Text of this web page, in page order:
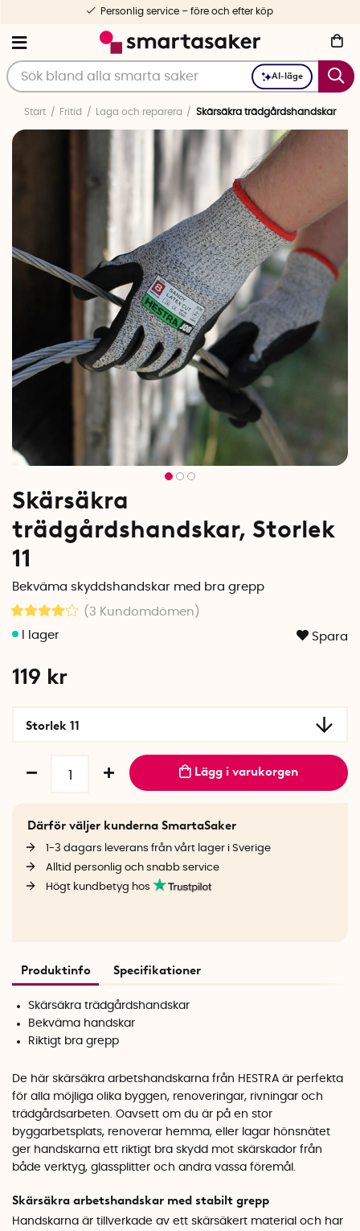
AI-läge
Personlig service – före och efter köp
Start Fritid Laga och reparera Skärsäkra trädgårdshandskar
Skärsäkra
trädgårdshandskar, Storlek
11
Bekväma skyddshandskar med bra grepp
(3 Kundomdömen )
Spara
119 kr
Storlek 11
Lägg i varukorgen
Därför väljer kunderna SmartaSaker
1-3 dagars leverans från vårt lager i Sverige
Alltid personlig och snabb service
Högt kundbetyg hos
Produktinfo Specifikationer
Skärsäkra trädgårdshandskar
Bekväma handskar
Riktigt bra grepp
De här skärsäkra arbetshandskarna från HESTRA är perfekta
för alla möjliga olika byggen, renoveringar, rivningar och
trädgårdsarbeten. Oavsett om du är på en stor
byggarbetsplats, renoverar hemma, eller lagar hönsnätet
ger handskarna ett riktigt bra skydd mot skärskador från
både verktyg, glassplitter och andra vassa föremål.
Skärsäkra arbetshandskar med stabilt grepp
Handskarna är tillverkade av ett skärsäkert material och har